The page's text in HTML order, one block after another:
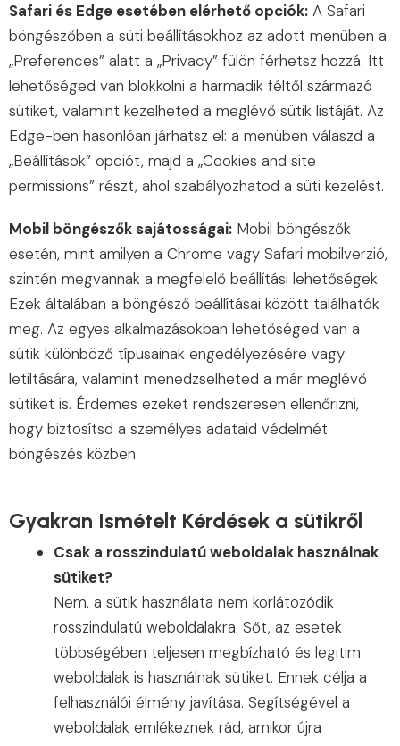
Safari és Edge esetében elérhető opciók: A Safari
böngészőben a süti beállításokhoz az adott menüben a
„Preferences” alatt a „Privacy” fülön férhetsz hozzá. Itt
lehetőséged van blokkolni a harmadik féltől származó
sütiket, valamint kezelheted a meglévő sütik listáját. Az
Edge-ben hasonlóan járhatsz el: a menüben válaszd a
„Beállítások” opciót, majd a „Cookies and site
permissions” részt, ahol szabályozhatod a süti kezelést.
Mobil böngészők sajátosságai: Mobil böngészők
esetén, mint amilyen a Chrome vagy Safari mobilverzió,
szintén megvannak a megfelelő beállítási lehetőségek.
Ezek általában a böngésző beállításai között találhatók
meg. Az egyes alkalmazásokban lehetőséged van a
sütik különböző típusainak engedélyezésére vagy
letiltására, valamint menedzselheted a már meglévő
sütiket is. Érdemes ezeket rendszeresen ellenőrizni,
hogy biztosítsd a személyes adataid védelmét
böngészés közben.
Gyakran Ismételt Kérdések a sütikről
Csak a rosszindulatú weboldalak használnak
sütiket?
Nem, a sütik használata nem korlátozódik
rosszindulatú weboldalakra. Sőt, az esetek
többségében teljesen megbízható és legitim
weboldalak is használnak sütiket. Ennek célja a
felhasználói élmény javítása. Segítségével a
weboldalak emlékeznek rád, amikor újra